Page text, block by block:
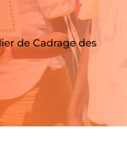
de Cadrage des